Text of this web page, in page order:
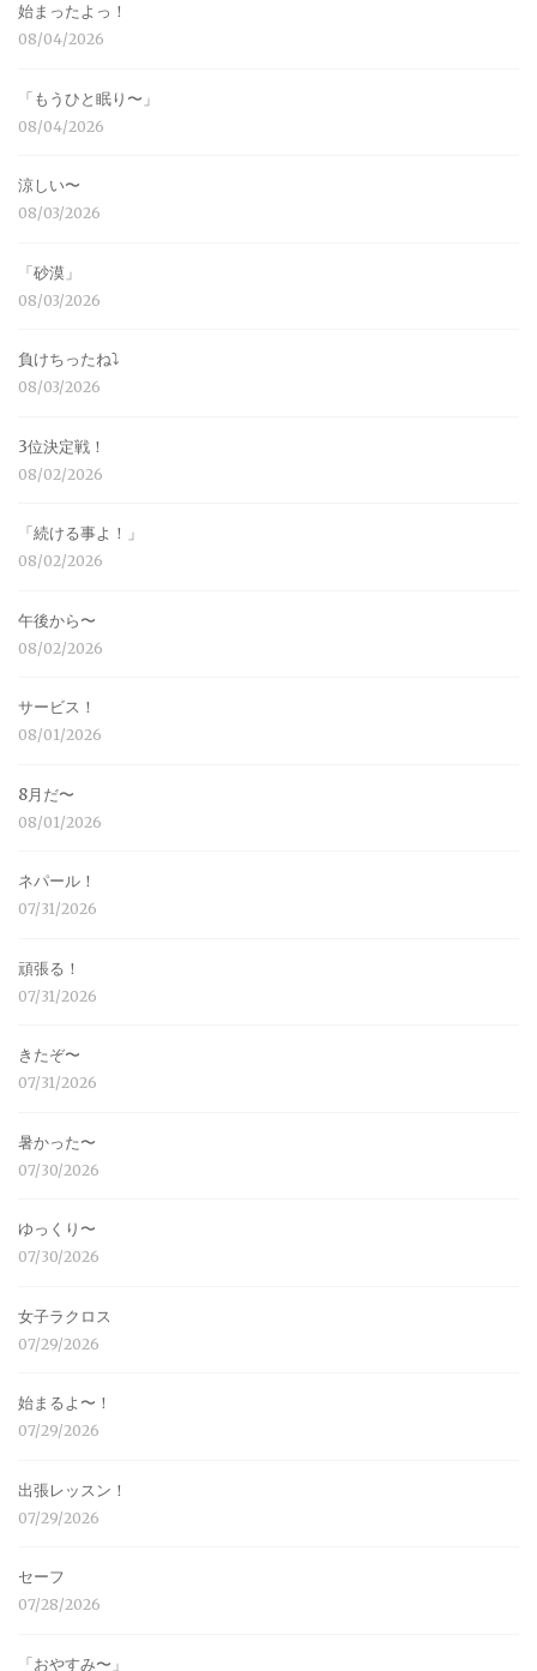
始まったよっ！
08/04/2026
「もうひと眠り〜」
08/04/2026
涼しい〜
08/03/2026
「砂漠」
08/03/2026
負けちったね⤵︎
08/03/2026
3位決定戦！
08/02/2026
「続ける事よ！」
08/02/2026
午後から〜
08/02/2026
サービス！
08/01/2026
8月だ〜
08/01/2026
ネパール！
07/31/2026
頑張る！
07/31/2026
きたぞ〜
07/31/2026
暑かった〜
07/30/2026
ゆっくり〜
07/30/2026
女子ラクロス
07/29/2026
始まるよ〜！
07/29/2026
出張レッスン！
07/29/2026
セーフ
07/28/2026
「おやすみ〜」